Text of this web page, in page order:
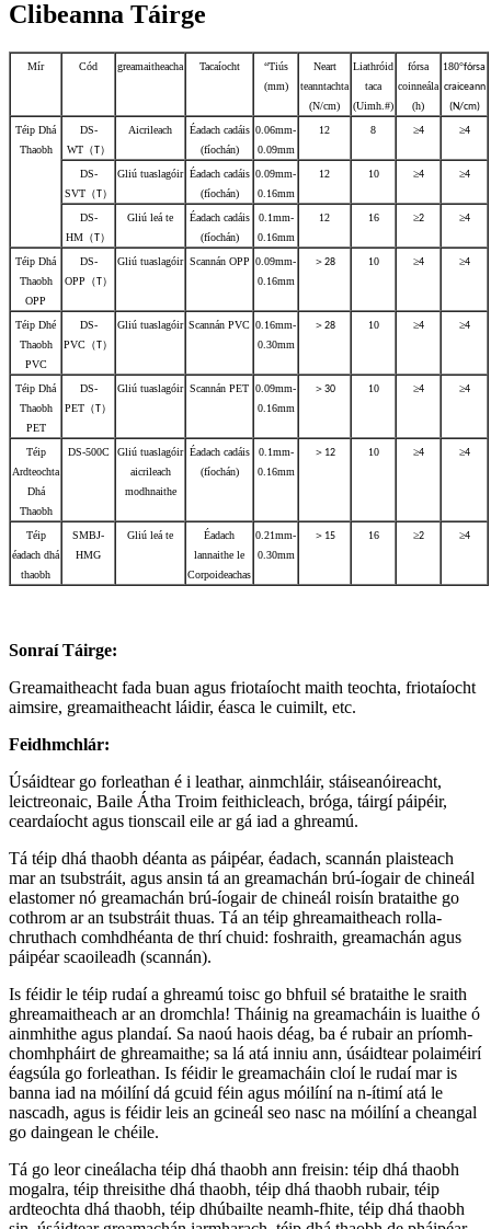
Clibeanna Táirge
Mír Cód greamaitheacha Tacaíocht
“Tiús
(mm)
Neart
teanntachta
(N/cm)
Liathróid
taca
(Uimh.#)
fórsa
coinneála
(h)
180°fórsa
craiceann
(N/cm)
Téip Dhá
Thaobh
DS-
WT（T）
Aicrileach
Éadach cadáis
(fíochán)
0.06mm-
0.09mm
12 8 ≥4 ≥4
DS-
SVT（T）
Gliú tuaslagóir Éadach cadáis
(fíochán)
0.09mm-
0.16mm
12 10 ≥4 ≥4
DS-
HM （T）
Gliú leá te
Éadach cadáis
(fíochán)
0.1mm-
0.16mm
12 16 ≥2 ≥4
Téip Dhá
Thaobh
OPP
DS-
OPP （T）
Gliú tuaslagóir Scannán OPP 0.09mm-
0.16mm
＞28 10 ≥4 ≥4
Téip Dhé
Thaobh
PVC
DS-
PVC （T）
Gliú tuaslagóir Scannán PVC 0.16mm-
0.30mm
＞28 10 ≥4 ≥4
Téip Dhá
Thaobh
PET
DS-
PET （T）
Gliú tuaslagóir Scannán PET 0.09mm-
0.16mm
＞30 10 ≥4 ≥4
Téip
Ardteochta
Dhá
Thaobh
DS-500C
Gliú tuaslagóir
aicrileach
modhnaithe
Éadach cadáis
(fíochán)
0.1mm-
0.16mm
＞ 12 10 ≥4 ≥4
Téip
éadach dhá
thaobh
SMBJ-
HMG
Gliú leá te
Éadach
lannaithe le
Corpoideachas
0.21mm-
0.30mm
＞ 15 16 ≥2 ≥4
Sonraí Táirge:
Greamaitheacht fada buan agus friotaíocht maith teochta, friotaíocht
aimsire, greamaitheacht láidir, éasca le cuimilt, etc.
Feidhmchlár:
Úsáidtear go forleathan é i leathar, ainmchláir, stáiseanóireacht,
leictreonaic, Baile Átha Troim feithicleach, bróga, táirgí páipéir,
ceardaíocht agus tionscail eile ar gá iad a ghreamú.
Tá téip dhá thaobh déanta as páipéar, éadach, scannán plaisteach
mar an tsubstráit, agus ansin tá an greamachán brú-íogair de chineál
elastomer nó greamachán brú-íogair de chineál roisín brataithe go
cothrom ar an tsubstráit thuas. Tá an téip ghreamaitheach rolla-
chruthach comhdhéanta de thrí chuid: foshraith, greamachán agus
páipéar scaoileadh (scannán).
Is féidir le téip rudaí a ghreamú toisc go bhfuil sé brataithe le sraith
ghreamaitheach ar an dromchla! Tháinig na greamacháin is luaithe ó
ainmhithe agus plandaí. Sa naoú haois déag, ba é rubair an príomh-
chomhpháirt de ghreamaithe; sa lá atá inniu ann, úsáidtear polaiméirí
éagsúla go forleathan. Is féidir le greamacháin cloí le rudaí mar is
banna iad na móilíní dá gcuid féin agus móilíní na n-ítimí atá le
nascadh, agus is féidir leis an gcineál seo nasc na móilíní a cheangal
go daingean le chéile.
Tá go leor cineálacha téip dhá thaobh ann freisin: téip dhá thaobh
mogalra, téip threisithe dhá thaobh, téip dhá thaobh rubair, téip
ardteochta dhá thaobh, téip dhúbailte neamh-fhite, téip dhá thaobh